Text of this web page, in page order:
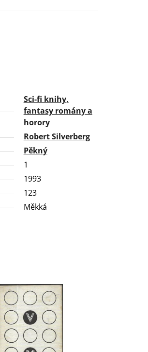
Sci-fi knihy,
fantasy romány a
horory
Robert Silverberg
Pěkný
1
1993
123
Měkká